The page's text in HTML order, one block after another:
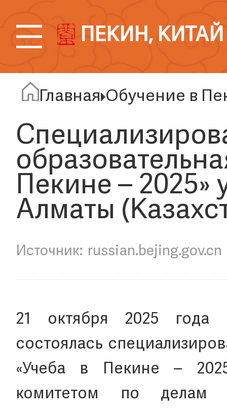
ПЕКИН, КИТАЙ
Главная Обучение в
Пекине –
Алматы
russian.bejing.gov.cn
21 октября 2025 года
состоялась
«Учеба в Пекине –
комитетом по делам